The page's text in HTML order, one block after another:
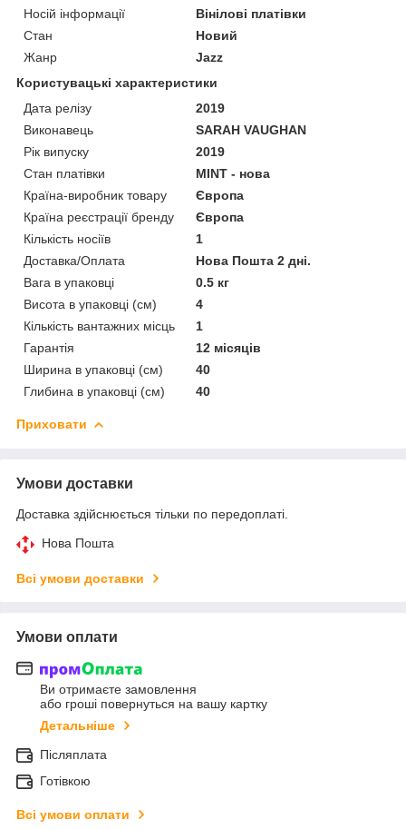
Носій інформації
Вінілові платівки
Стан
Новий
Жанр
Jazz
Користувацькі характеристики
Дата релізу
2019
Виконавець
SARAH VAUGHAN
Рік випуску
2019
Стан платівки
MINT - нова
Країна-виробник товару
Європа
Країна реєстрації бренду
Європа
Кількість носіїв
1
Доставка/Оплата
Нова Пошта 2 дні.
Вага в упаковці
0.5 кг
Висота в упаковці (см)
4
Кількість вантажних місць
1
Гарантія
12 місяців
Ширина в упаковці (см)
40
Глибина в упаковці (см)
40
Приховати
Умови доставки
Доставка здійснюється тільки по передоплаті.
Нова Пошта
Всі умови доставки
Умови оплати
Ви отримаєте замовлення
або гроші повернуться на вашу картку
Детальніше
Післяплата
Готівкою
Всі умови оплати